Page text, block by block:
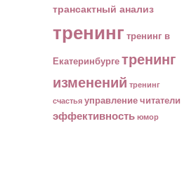
трансактный анализ
тренинг тренинг в
Екатеринбургетренинг
изменений тренинг
счастья управлениечитатели
эффективность юмор